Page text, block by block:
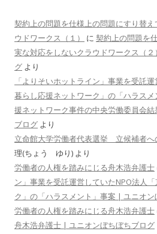
契約上の問題を仕様上の問題にすり替
ウドワークス（１）
に 契約上の問題を
実な対応をしないクラウドワークス（
グ より
「よりそいホットライン」事業を受託
暮らし応援ネットワーク」の「ハラスメ
援ネットワーク事件の中央労働委員会
ブログ より
立命館大学労働者代表選挙 立候補者へ
理(ちょう ゆり) より
労働者の人権を踏みにじる舟木浩弁護士
ン」事業を受託運営していたNPO法人
ク」の「ハラスメント」事案 | ユニオ
労働者の人権を踏みにじる舟木浩弁護士
舟木浩弁護士 | ユニオンぼちぼちブログ